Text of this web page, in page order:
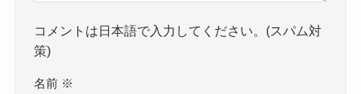
コメントは日本語で入力してください。(スパム対
策)
名前 ※